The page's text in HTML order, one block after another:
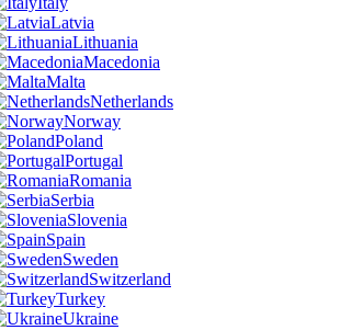
Latvia
Lithuania
Macedonia
Malta
Netherlands
Norway
Poland
Portugal
Romania
Serbia
Slovenia
Spain
Sweden
Switzerland
Turkey
Ukraine